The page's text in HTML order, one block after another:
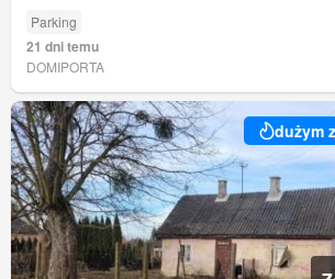
Parking
21 dni temu
DOMIPORTA
dużym